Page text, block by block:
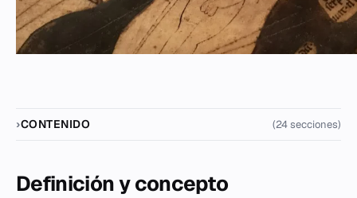
CONTENIDO (24 secciones)
Definición y concepto